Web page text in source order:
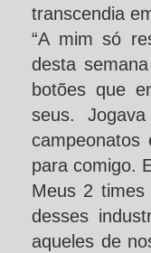
transcendia
“A mim só
desta
botões que
seus.
para comigo.
Meus 2
desses
aqueles de